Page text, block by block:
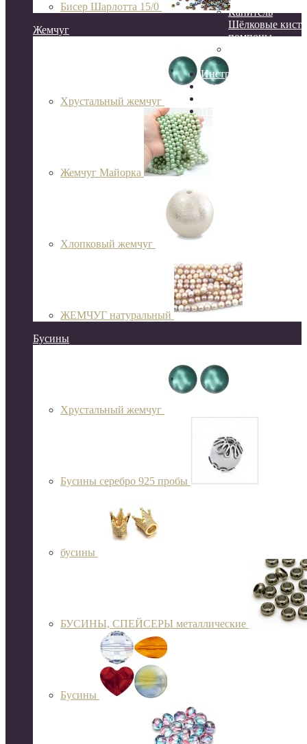
Бисер Шарлотта 15/0
Жемчуг
Хрустальный жемчуг
Жемчуг Майорка
Хлопковый жемчуг
ЖЕМЧУГ натуральный
Бусины
Хрустальный жемчуг
Бусины серебро 925 пробы
бусины
БУСИНЫ, СПЕЙСЕРЫ металлические
Бусины
Канитель
Шёлковые
помпоны
Инструменты
Организация и